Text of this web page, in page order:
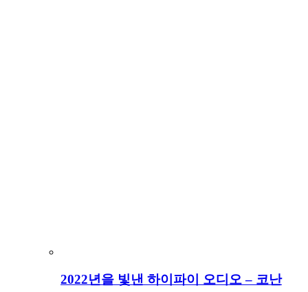
2022년을 빛낸 하이파이 오디오 – 코난